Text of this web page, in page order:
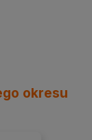
okresu